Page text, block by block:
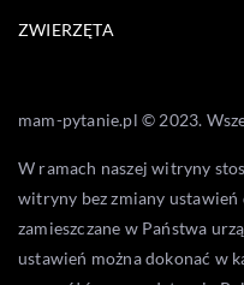
ZWIERZĘTA
mam-pytanie.pl © 2023.
W ramach naszej witryny
witryny bez zmiany ustawień
zamieszczane w Państwa
ustawień można dokonać w